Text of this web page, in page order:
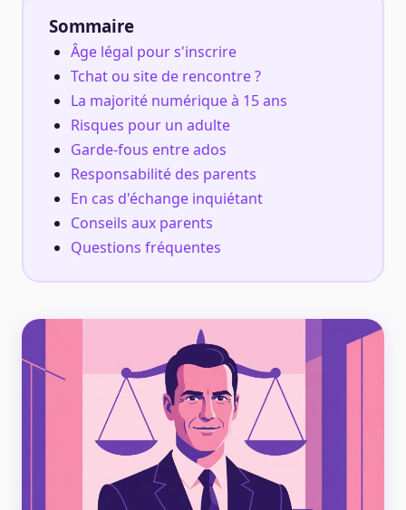
Sommaire
Âge légal pour s'inscrire
Tchat ou site de rencontre ?
La majorité numérique à 15 ans
Risques pour un adulte
Garde-fous entre ados
Responsabilité des parents
En cas d'échange inquiétant
Conseils aux parents
Questions fréquentes